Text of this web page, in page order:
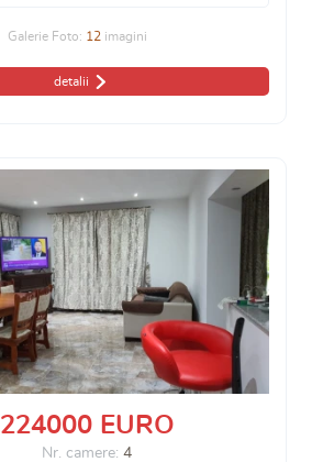
Galerie Foto: 12 imagini
detalii
224000 EURO
Nr. camere: 4